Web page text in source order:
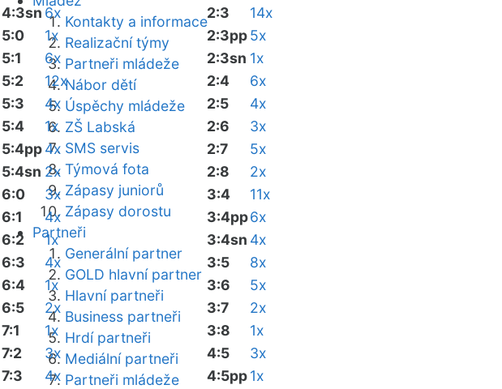
Kontakty a informace
Realizační týmy
Partneři mládeže
Nábor dětí
Úspěchy mládeže
ZŠ Labská
SMS servis
Týmová fota
Zápasy juniorů
Zápasy dorostu
Partneři
Generální partner
GOLD hlavní partner
Hlavní partneři
Business partneři
Hrdí partneři
Mediální partneři
Partneři mládeže
4:3sn 6x
5:0
1x
5:1
6x
5:2
12x
5:3
4x
5:4
1x
5:4pp4x
5:4sn 2x
6:0
3x
6:1
4x
6:2
1x
6:3
4x
6:4
1x
6:5
2x
7:1
1x
7:2
3x
7:3
4x
2:3
14x
2:3pp5x
2:3sn 1x
2:4
6x
2:5
4x
2:6
3x
2:7
5x
2:8
2x
3:4
11x
3:4pp6x
3:4sn 4x
3:5
8x
3:6
5x
3:7
2x
3:8
1x
4:5
3x
4:5pp1x